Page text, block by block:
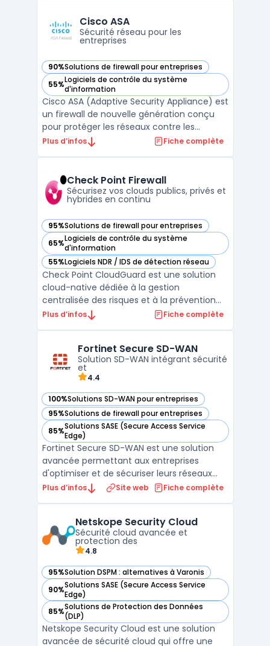
approche permet aux entreprises de
centraliser la gestion de l ...
Cisco ASA
Sécurité réseau pour les
entreprises
90%Solutions de firewall pour entreprises
— voir Cisco ASA dans cette catégorie
55%Logiciels de contrôle du système
d'information
— voir Cisco ASA dans cette catégorie
Cisco ASA (Adaptive Security Appliance) est
un firewall de nouvelle génération conçu
pour protéger les réseaux contre les
menaces en constante évolution. Il
protection contre les attaques
malveillantes et une fonction de gestion ...
Plus d’infos Fiche complète
Check Point Firewall
Sécurisez vos clouds publics, privés et
hybrides en continu
95%Solutions de firewall pour entreprises
— voir Check Point Firewall dans cette catégorie
65%Logiciels de contrôle du système
d'information
— voir Check Point Firewall dans cette catégorie
55%Logiciels NDR / IDS de détection réseau
— voir Check Point Firewall dans cette catégorie
Check Point CloudGuard est une solution
cloud-native dédiée à la gestion
centralisée des risques et à la prévention
des menaces pour les environnements
clouds publics et privés, les organisations
rencontrent d ...
Plus d’infos Fiche complète
Fortinet Secure SD-WAN
Solution SD-WAN intégrant sécurité
et
4.4
100%Solutions SD-WAN pour entreprises
— voir Fortinet Secure SD-WAN dans cette catégorie
95%Solutions de firewall pour entreprises
— voir Fortinet Secure SD-WAN dans cette catégorie
85%Solutions SASE (Secure Access Service
Edge)
— voir Fortinet Secure SD-WAN dans cette catégorie
Fortinet Secure SD-WAN est une solution
avancée permettant aux entreprises
d'optimiser et de sécuriser leurs réseaux
étendus (Wide Area Networks). Intégrant
assure une connectivité fiable et
performante tout en protégeant ...
Plus d’infos Site web Fiche complète
Netskope Security Cloud
Sécurité cloud avancée et
protection des
4.8
95%Solution DSPM : alternatives à Varonis
— voir Netskope Security Cloud dans cette catégorie
90%Solutions SASE (Secure Access Service
Edge)
— voir Netskope Security Cloud dans cette catégorie
85%Solutions de Protection des Données
(DLP)
— voir Netskope Security Cloud dans cette catégorie
Netskope Security Cloud est une solution
avancée de sécurité cloud qui offre une